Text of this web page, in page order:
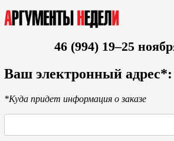
46 (994) 19–25
Ваш электронный адрес*:
*Куда придет информация о заказе